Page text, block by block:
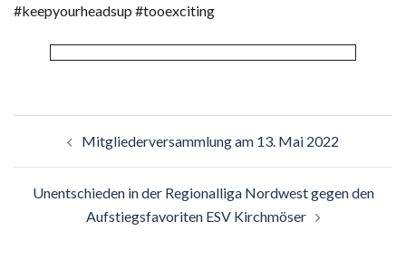
#keepyourheadsup #tooexciting
Mitgliederversammlung am 13. Mai 2022
Unentschieden in der Regionalliga Nordwest gegen den
Aufstiegsfavoriten ESV Kirchmöser